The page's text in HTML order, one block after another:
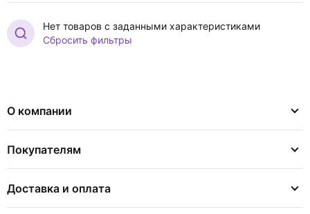
Нет товаров с заданными характеристиками
Сбросить фильтры
О компании
Покупателям
Доставка и оплата